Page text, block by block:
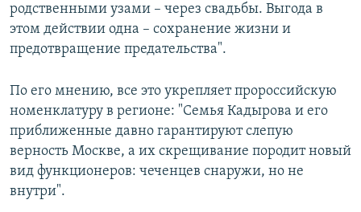
родственными узами – через свадьбы. Выгода в
этом действии одна – сохранение жизни и
предотвращение предательства".
По его мнению, все это укрепляет пророссийскую
номенклатуру в регионе: "Семья Кадырова и его
приближенные давно гарантируют слепую
верность Москве, а их скрещивание породит новый
вид функционеров: чеченцев снаружи, но не
внутри".